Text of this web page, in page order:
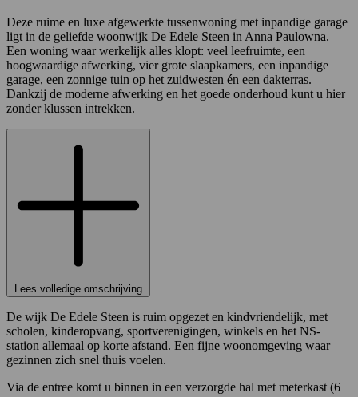
Deze ruime en luxe afgewerkte tussenwoning met inpandige garage
ligt in de geliefde woonwijk De Edele Steen in Anna Paulowna.
Een woning waar werkelijk alles klopt: veel leefruimte, een
hoogwaardige afwerking, vier grote slaapkamers, een inpandige
garage, een zonnige tuin op het zuidwesten én een dakterras.
Dankzij de moderne afwerking en het goede onderhoud kunt u hier
zonder klussen intrekken.
Lees volledige omschrijving
De wijk De Edele Steen is ruim opgezet en kindvriendelijk, met
scholen, kinderopvang, sportverenigingen, winkels en het NS-
station allemaal op korte afstand. Een fijne woonomgeving waar
gezinnen zich snel thuis voelen.
Via de entree komt u binnen in een verzorgde hal met meterkast (6